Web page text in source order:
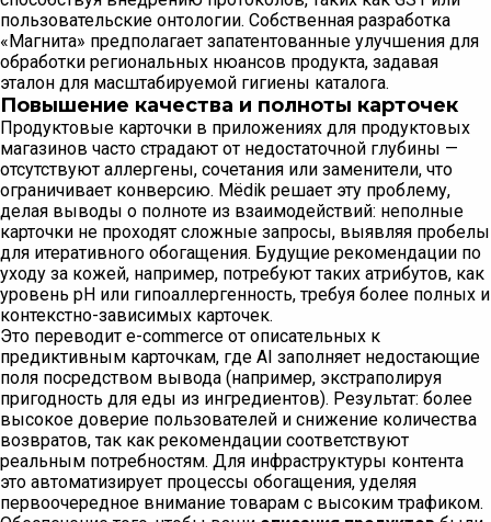
пользовательские онтологии. Собственная разработка
«Магнита» предполагает запатентованные улучшения для
обработки региональных нюансов продукта, задавая
эталон для масштабируемой гигиены каталога.
Повышение качества и полноты карточек
Продуктовые карточки в приложениях для продуктовых
магазинов часто страдают от недостаточной глубины —
отсутствуют аллергены, сочетания или заменители, что
ограничивает конверсию. Mёdik решает эту проблему,
делая выводы о полноте из взаимодействий: неполные
карточки не проходят сложные запросы, выявляя пробелы
для итеративного обогащения. Будущие рекомендации по
уходу за кожей, например, потребуют таких атрибутов, как
уровень pH или гипоаллергенность, требуя более полных и
контекстно-зависимых карточек.
Это переводит e-commerce от описательных к
предиктивным карточкам, где AI заполняет недостающие
поля посредством вывода (например, экстраполируя
пригодность для еды из ингредиентов). Результат: более
высокое доверие пользователей и снижение количества
возвратов, так как рекомендации соответствуют
реальным потребностям. Для инфраструктуры контента
это автоматизирует процессы обогащения, уделяя
первоочередное внимание товарам с высоким трафиком.